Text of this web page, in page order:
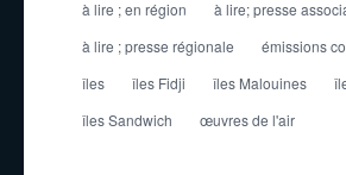
à lire ; en région
à lire; presse
à lire ; presse régionale
émissions
îles
îles Fidji îles Malouines
îles Sandwich
œuvres de l'air